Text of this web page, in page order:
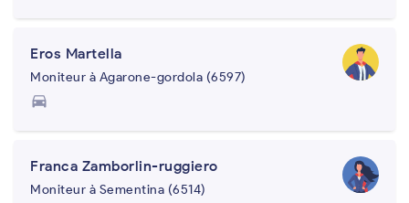
Eros Martella
Moniteur à Agarone-gordola (6597)
directions_car
Franca Zamborlin-ruggiero
Moniteur à Sementina (6514)